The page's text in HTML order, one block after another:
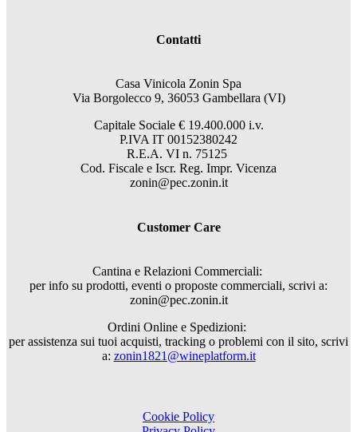
Contatti
Casa Vinicola Zonin Spa
Via Borgolecco 9, 36053 Gambellara (VI)
Capitale Sociale € 19.400.000 i.v.
P.IVA IT 00152380242
R.E.A. VI n. 75125
Cod. Fiscale e Iscr. Reg. Impr. Vicenza
zonin@pec.zonin.it
Customer Care
Cantina e Relazioni Commerciali:
per info su prodotti, eventi o proposte commerciali, scrivi a:
zonin@pec.zonin.it
Ordini Online e Spedizioni:
per assistenza sui tuoi acquisti, tracking o problemi con il sito, scrivi
a: zonin1821@wineplatform.it
Cookie Policy